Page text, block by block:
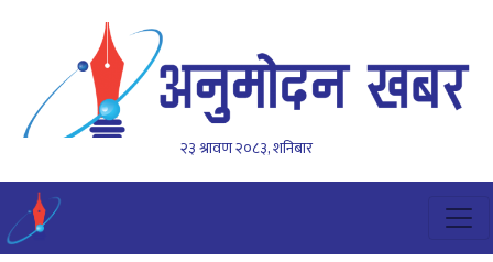
२३ श्रावण २०८३, शनिबार